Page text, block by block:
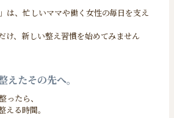
は、忙しいママや働く女性の毎日を支え
け、新しい整え習慣を始めてみません
えたその先へ。
ったら、
える時間。